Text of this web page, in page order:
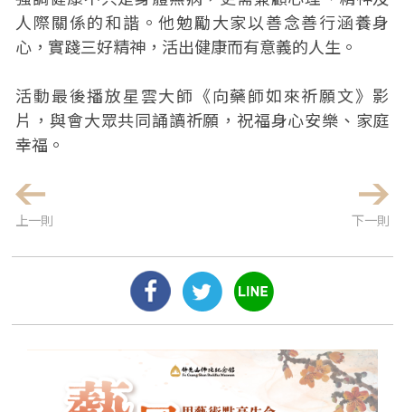
人際關係的和諧。他勉勵大家以善念善行涵養身
心，實踐三好精神，活出健康而有意義的人生。
活動最後播放星雲大師《向藥師如來祈願文》影
片，與會大眾共同誦讀祈願，祝福身心安樂、家庭
幸福。
上一則 下一則